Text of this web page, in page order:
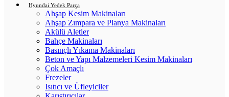
Hyundai Yedek Parça
Ahşap Kesim Makinaları
Ahşap Zımpara ve Planya Makinaları
Akülü Aletler
Bahçe Makinaları
Basınçlı Yıkama Makinaları
Beton ve Yapı Malzemeleri Kesim Makinaları
Çok Amaçlı
Frezeler
Isıtıcı ve Üfleyiciler